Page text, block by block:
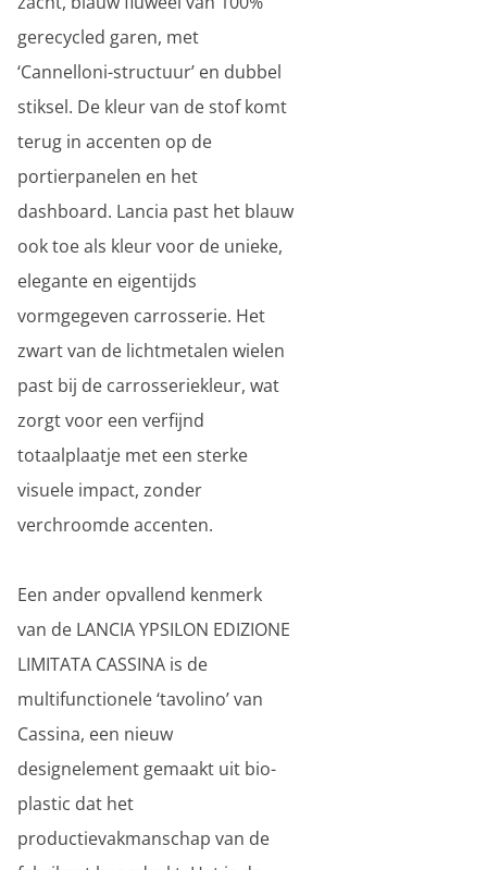
gerecycled garen, met
‘Cannelloni-structuur’ en dubbel
stiksel. De kleur van de stof komt
terug in accenten op de
portierpanelen en het
dashboard. Lancia past het blauw
ook toe als kleur voor de unieke,
elegante en eigentijds
vormgegeven carrosserie. Het
zwart van de lichtmetalen wielen
past bij de carrosseriekleur, wat
zorgt voor een verfijnd
totaalplaatje met een sterke
visuele impact, zonder
verchroomde accenten.
Een ander opvallend kenmerk
van de LANCIA YPSILON EDIZIONE
LIMITATA CASSINA is de
multifunctionele ‘tavolino’ van
Cassina, een nieuw
designelement gemaakt uit bio-
plastic dat het
productievakmanschap van de